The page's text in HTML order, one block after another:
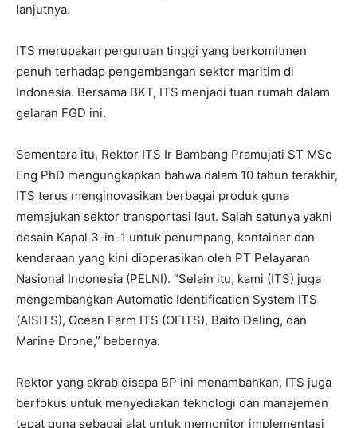
lanjutnya.
ITS merupakan perguruan tinggi yang berkomitmen
penuh terhadap pengembangan sektor maritim di
Indonesia. Bersama BKT, ITS menjadi tuan rumah dalam
gelaran FGD ini.
Sementara itu, Rektor ITS Ir Bambang Pramujati ST MSc
Eng PhD mengungkapkan bahwa dalam 10 tahun terakhir,
ITS terus menginovasikan berbagai produk guna
memajukan sektor transportasi laut. Salah satunya yakni
desain Kapal 3-in-1 untuk penumpang, kontainer dan
kendaraan yang kini dioperasikan oleh PT Pelayaran
Nasional Indonesia (PELNI). “Selain itu, kami (ITS) juga
mengembangkan Automatic Identification System ITS
(AISITS), Ocean Farm ITS (OFITS), Baito Deling, dan
Marine Drone,” bebernya.
Rektor yang akrab disapa BP ini menambahkan, ITS juga
berfokus untuk menyediakan teknologi dan manajemen
tepat guna sebagai alat untuk memonitor implementasi